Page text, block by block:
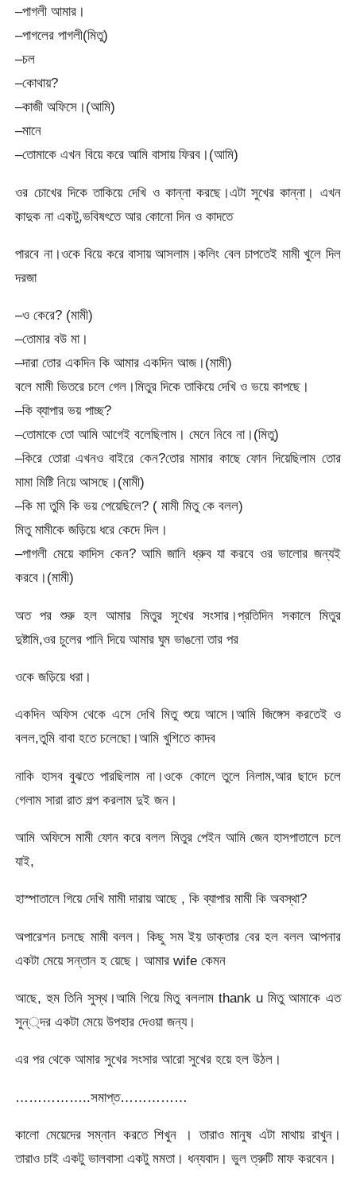
–পাগলী আমার।
–পাগলের পাগলী(মিতু)
–চল
–কোথায়?
–কাজী অফিসে।(আমি)
–মানে
–তোমাকে এখন বিয়ে করে আমি বাসায় ফিরব।(আমি)
ওর চোখের দিকে তাকিয়ে দেখি ও কান্না করছে।এটা সুখের কান্না। এখন
কাদুক না একটু,ভবিষৎতে আর কোনো দিন ও কাদতে
পারবে না।ওকে বিয়ে করে বাসায় আসলাম।কলিং বেল চাপতেই মামী খুলে দিল
দরজা
–ও কেরে? (মামী)
–তোমার বউ মা।
–দারা তোর একদিন কি আমার একদিন আজ।(মামী)
বলে মামী ভিতরে চলে গেল।মিতুর দিকে তাকিয়ে দেখি ও ভয়ে কাপছে।
–কি ব্যাপার ভয় পাচ্ছ?
–তোমাকে তো আমি আগেই বলেছিলাম। মেনে নিবে না।(মিতু)
–কিরে তোরা এখনও বাইরে কেন?তোর মামার কাছে ফোন দিয়েছিলাম তোর
মামা মিষ্টি নিয়ে আসছে।(মামী)
–কি মা তুমি কি ভয় পেয়েছিলে? ( মামী মিতু কে বলল)
মিতু মামীকে জড়িয়ে ধরে কেদে দিল।
–পাগলী মেয়ে কাদিস কেন? আমি জানি ধ্রুব যা করবে ওর ভালোর জন্যই
করবে।(মামী)
অত পর শুরু হল আমার মিতুর সুখের সংসার।প্রতিদিন সকালে মিতুর
দুষ্টামি,ওর চুলের পানি দিয়ে আমার ঘুম ভাঙনো তার পর
ওকে জড়িয়ে ধরা।
একদিন অফিস থেকে এসে দেখি মিতু শুয়ে আসে।আমি জিঙ্গেস করতেই ও
বলল,তুমি বাবা হতে চলেছো।আমি খুশিতে কাদব
নাকি হাসব বুঝতে পারছিলাম না।ওকে কোলে তুলে নিলাম,আর ছাদে চলে
গেলাম সারা রাত গল্প করলাম দুই জন।
আমি অফিসে মামী ফোন করে বলল মিতুর পেইন আমি জেন হাসপাতালে চলে
যাই,
হাস্পাতালে গিয়ে দেখি মামী দারায় আছে , কি ব্যাপার মামী কি অবস্থা?
অপারেশন চলছে মামী বলল। কিছু সম ইয় ডাক্তার বের হল বলল আপনার
একটা মেয়ে সন্তান হ য়েছে। আমার wife কেমন
আছে, হুম তিনি সুস্থ।আমি গিয়ে মিতু বললাম thank u মিতু আমাকে এত
সুন্্দর একটা মেয়ে উপহার দেওয়া জন্য।
এর পর থেকে আমার সুখের সংসার আরো সুখের হয়ে হল উঠল।
……………..সমাপ্ত……………
কালো মেয়েদের সম্নান করতে শিখুন । তারাও মানুষ এটা মাথায় রাখুন।
তারাও চাই একটু ভালবাসা একটু মমতা। ধন্যবাদ। ভুল ত্রুটি মাফ করবেন।